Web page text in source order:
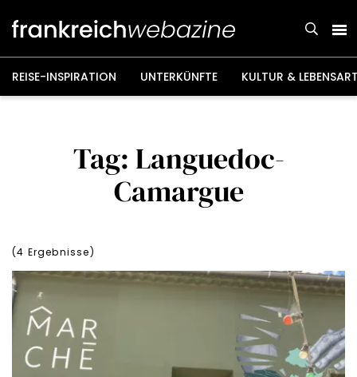
Inhalt
REISE-INSPIRATION UNTERKÜNFTE KULTUR &
Tag: Languedoc-
Camargue
(4 Ergebnisse)